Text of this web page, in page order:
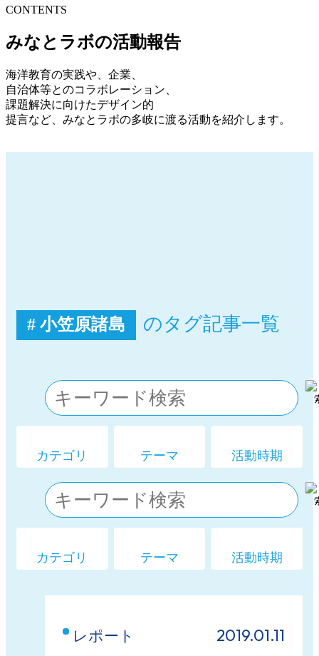
CONTENTS
みなとラボの活動報告
海洋教育の実践や、企業、
自治体等とのコラボレーション、
課題解決に向けたデザイン的
提言など、みなとラボの多岐に渡る活動を紹介します。
カテゴリ テーマ 活動時期
カテゴリ テーマ 活動時期
# 小笠原諸島 のタグ記事一覧
レポート 2019.01.11